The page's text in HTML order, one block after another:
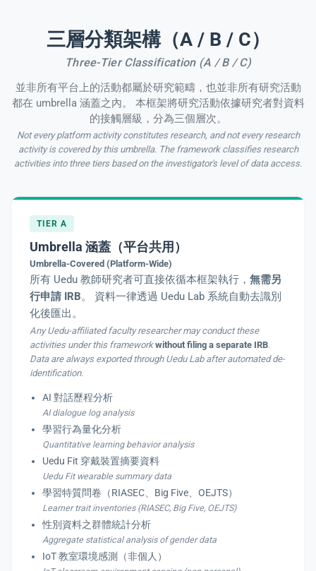
三層分類架構（A / B / C）
Three-Tier Classification (A / B / C)
並非所有平台上的活動都屬於研究範疇，也並非所有研究活動
都在 umbrella 涵蓋之內。 本框架將研究活動依據研究者對資料
的接觸層級，分為三個層次。
Not every platform activity constitutes research, and not every research
activity is covered by this umbrella. The framework classifies research
activities into three tiers based on the investigator's level of data access.
TIER A
Umbrella 涵蓋（平台共用）
Umbrella-Covered (Platform-Wide)
所有 Uedu 教師研究者可直接依循本框架執行， 無需另
行申請 IRB。 資料一律透過 Uedu Lab 系統自動去識別
化後匯出。
Any Uedu-affiliated faculty researcher may conduct these
activities under this frameworkwithout filing a separate IRB.
Data are always exported through Uedu Lab after automated de-
identification.
AI 對話歷程分析
AI dialogue log analysis
學習行為量化分析
Quantitative learning behavior analysis
Uedu Fit 穿戴裝置摘要資料
Uedu Fit wearable summary data
學習特質問卷（RIASEC、Big Five、OEJTS）
Learner trait inventories (RIASEC, Big Five, OEJTS)
性別資料之群體統計分析
Aggregate statistical analysis of gender data
IoT 教室環境感測（非個人）